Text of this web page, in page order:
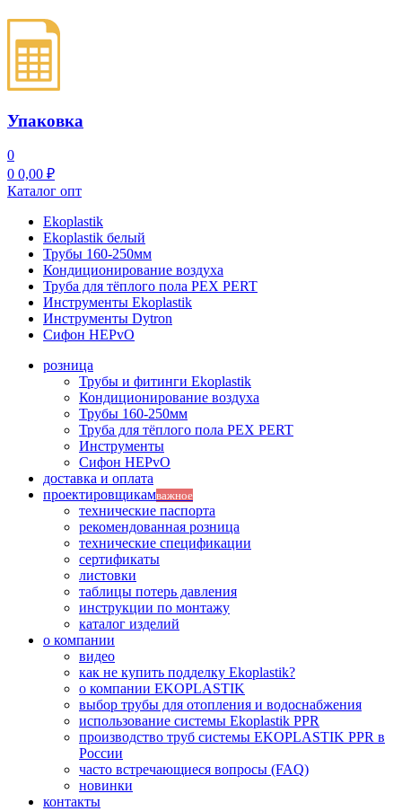
Упаковка
0
0 0,00 ₽
Каталог опт
Ekoplastik
Ekoplastik белый
Трубы 160-250мм
Кондиционирование воздуха
Труба для тёплого пола PEX PERT
Инструменты Ekoplastik
Инструменты Dytron
Сифон HEPvO
розница
Трубы и фитинги Ekoplastik
Кондиционирование воздуха
Трубы 160-250мм
Труба для тёплого пола PEX PERT
Инструменты
Сифон HEPvO
доставка и оплата
проектировщикамважное
технические паспорта
рекомендованная розница
технические спецификации
сертификаты
листовки
таблицы потерь давления
инструкции по монтажу
каталог изделий
о компании
видео
как не купить подделку Ekoplastik?
о компании EKOPLASTIK
выбор трубы для отопления и водоснабжения
использование системы Ekoplastik PPR
производство труб системы EKOPLASTIK PPR в
России
часто встречающиеся вопросы (FAQ)
новинки
контакты